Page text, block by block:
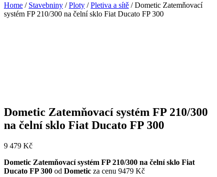
Home / Stavebniny /Ploty /Pletiva a sítě / Dometic Zatemňovací
systém FP 210/300 na čelní sklo Fiat Ducato FP 300
Dometic Zatemňovací systém FP 210/300
na čelní sklo Fiat Ducato FP 300
9 479 Kč
Dometic Zatemňovací systém FP 210/300 na čelní sklo Fiat
Ducato FP 300 od Dometic za cenu 9479 Kč